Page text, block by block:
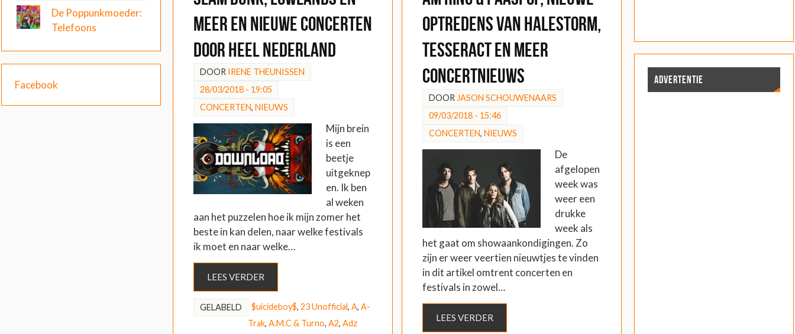
meer en nieuwe concerten
door heel Nederland
DOOR IRENE THEUNISSEN
28/03/2018 - 19:05
CONCERTEN, NIEUWS
Mijn brein
is een
beetje
uitgeknep
en. Ik ben
al weken
aan het puzzelen hoe ik mijn zomer het
beste in kan delen, naar welke festivals
ik moet en naar welke…
LEES VERDER
GELABELD $uicideboy$, 23 Unofficial, A, A-
Trak, A.M.C & Turno, A2, Adz
optredens van Halestorm,
TesseracT en meer
concertnieuws
DOOR JASON SCHOUWENAARS
09/03/2018 - 15:46
CONCERTEN, NIEUWS
De
afgelopen
week was
weer een
drukke
week als
het gaat om showaankondigingen. Zo
zijn er weer veertien nieuwtjes te vinden
in dit artikel omtrent concerten en
festivals in zowel…
LEES VERDER
De Poppunkmoeder:
Telefoons
Facebook ADVERTENTIE